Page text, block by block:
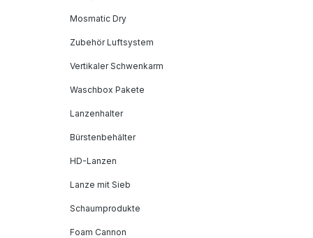
Mosmatic Dry
Zubehör Luftsystem
Vertikaler Schwenkarm
Waschbox Pakete
Lanzenhalter
Bürstenbehälter
HD-Lanzen
Lanze mit Sieb
Schaumprodukte
Foam Cannon